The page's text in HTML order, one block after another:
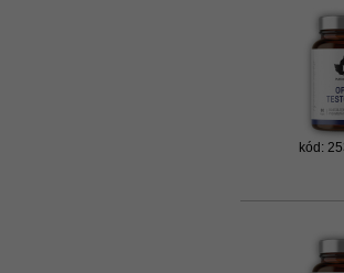
kód: